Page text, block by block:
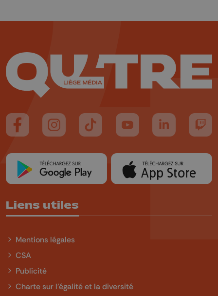
Suivez-nous sur FaceBook
Suivez-nous sur Instagram
Suivez-nous sur TikTok
Suivez-nous sur YouTube
Suivez-nous
Liens utiles
Mentions légales
CSA
Publicité
Charte sur l'égalité et la diversité